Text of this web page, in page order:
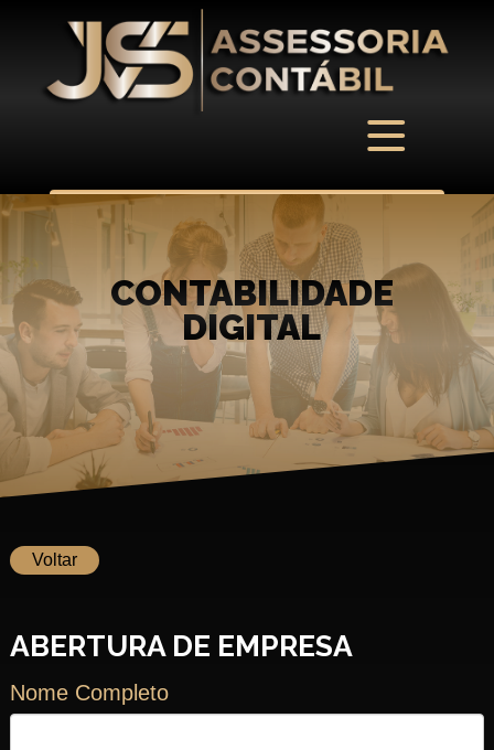
CONTABILIDADE
DIGITAL
Voltar
ABERTURA DE EMPRESA
Nome Completo